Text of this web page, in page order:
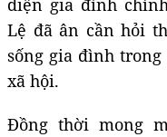
Lệ đã ân cần hỏi
sống gia đình
xã hội.
Đồng thời mong